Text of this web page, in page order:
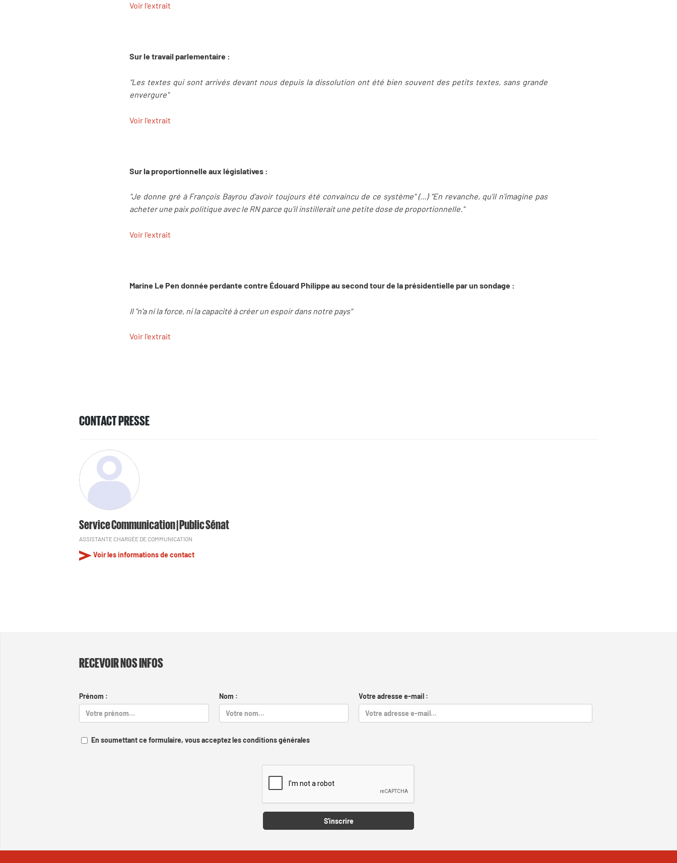
Voir l'extrait
Sur le travail parlementaire :
"Les textes qui sont arrivés devant nous depuis la dissolution ont été bien souvent des petits textes, sans grande
envergure"
Voir l'extrait
Sur la proportionnelle aux législatives :
"Je donne gré à François Bayrou d'avoir toujours été convaincu de ce système" (...) "En revanche, qu'il n'imagine pas
acheter une paix politique avec le RN parce qu'il instillerait une petite dose de proportionnelle."
Voir l'extrait
Marine Le Pen donnée perdante contre Édouard Philippe au second tour de la présidentielle par un sondage :
Il "n'a ni la force, ni la capacité à créer un espoir dans notre pays"
Voir l'extrait
CONTACT PRESSE
Service Communication | Public Sénat
ASSISTANTE CHARGÉE DE COMMUNICATION
Voir les informations de contact
RECEVOIR NOS INFOS
Prénom : Nom : Votre adresse e-mail :
En soumettant ce formulaire, vous acceptez les conditions générales
S'inscrire